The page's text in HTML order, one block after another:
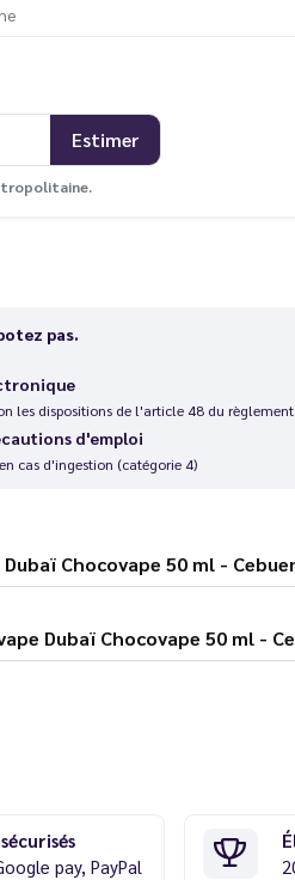
Estimer
pas.
les dispositions de l'article 48 du
d'emploi
cas d'ingestion (catégorie 4)
Dubaï Chocovape 50 ml -
- El Mordjvape Dubaï Chocovape 50 ml -
pay, PayPal